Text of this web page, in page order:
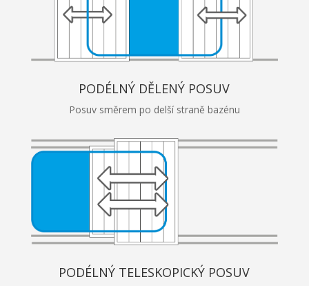
PODÉLNÝ DĚLENÝ POSUV
Posuv směrem po delší straně bazénu
PODÉLNÝ TELESKOPICKÝ POSUV